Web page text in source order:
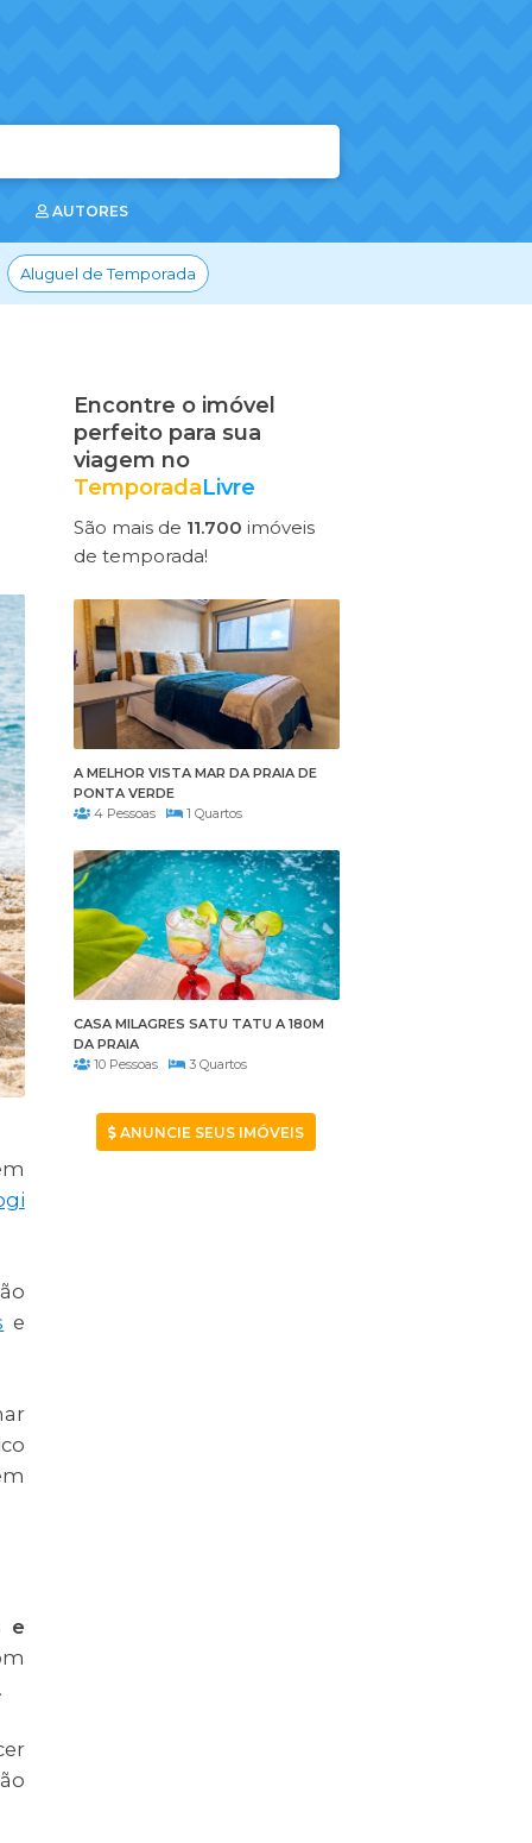
AUTORES
Aluguel de Temporada
e
e
Encontre o imóvel
perfeito para sua
viagem no
TemporadaLivre
São mais de 11.700 imóveis
de temporada!
A MELHOR VISTA MAR DA PRAIA DE
PONTA VERDE
4 Pessoas
1 Quartos
CASA MILAGRES SATU TATU A 180M
DA PRAIA
10 Pessoas
3 Quartos
ANUNCIE SEUS IMÓVEIS